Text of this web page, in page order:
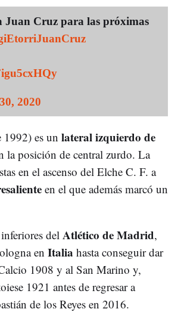
Cruz para las próximas
2020
es un lateral izquierdo de
la posición de central zurdo. La
en el ascenso del Elche C. F. a
en el que además marcó un
del Atlético de Madrid,
en Italia hasta conseguir dar
1908 y al San Marino y,
1921 antes de regresar a
de los Reyes en 2016.